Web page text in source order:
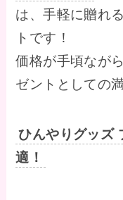
は、手軽に贈れる
トです！
価格が手頃なが
ゼントとしての
ひんやりグッズ
適！